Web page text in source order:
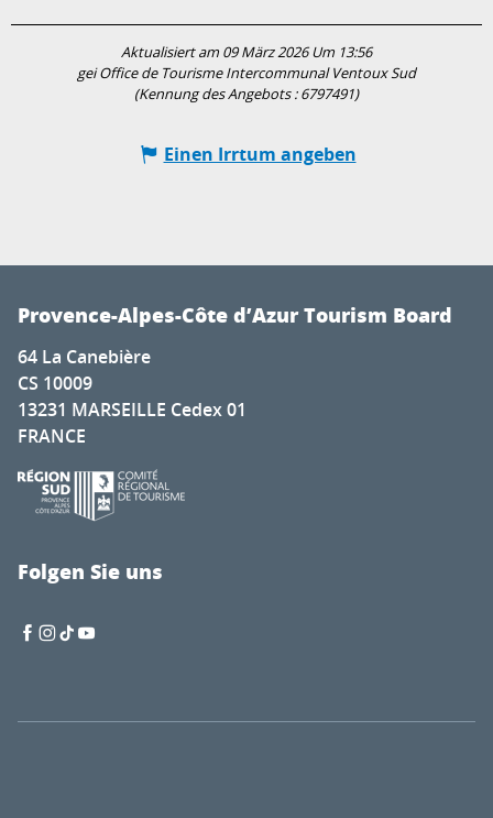
Aktualisiert am 09 März 2026 Um 13:56
gei Office de Tourisme Intercommunal Ventoux Sud
(Kennung des Angebots :6797491)
Einen Irrtum angeben
Provence-Alpes-Côte d’Azur Tourism Board
64 La Canebière
CS 10009
13231 MARSEILLE Cedex 01
FRANCE
Folgen Sie uns